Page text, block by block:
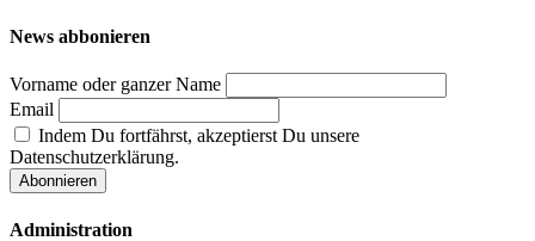
News abbonieren
Vorname oder ganzer Name
Email
Indem Du fortfährst, akzeptierst Du unsere
Datenschutzerklärung.
Administration